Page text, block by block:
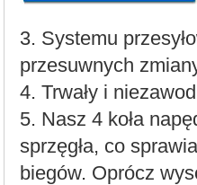
3. Systemu
przesuwnych
4. Trwały i
5. Nasz 4 koła
sprzęgła, co
biegów. Oprócz